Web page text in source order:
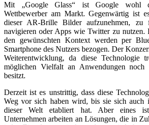
Mit „Google Glass“ ist Google wohl
Wettbewerber am Markt. Gegenwärtig ist
dieser AR-Brille Bilder aufzunehmen,
navigieren oder Apps wie Twitter zu nutzen.
den gewünschten Kontext werden per
Smartphone des Nutzers bezogen. Der
Weiterentwicklung, da diese Technologie
möglichen Vielfalt an Anwendungen noch
besitzt.
Derzeit ist es unstrittig, dass diese
Weg vor sich haben wird, bis sie sich auch
dieser Welt etabliert hat. Aber eines
Unternehmen arbeiten an Lösungen, die in